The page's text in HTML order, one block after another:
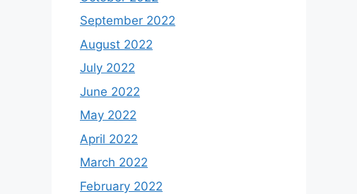
September 2022
August 2022
July 2022
June 2022
May 2022
April 2022
March 2022
February 2022